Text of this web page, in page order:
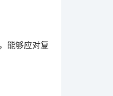
能够应对复